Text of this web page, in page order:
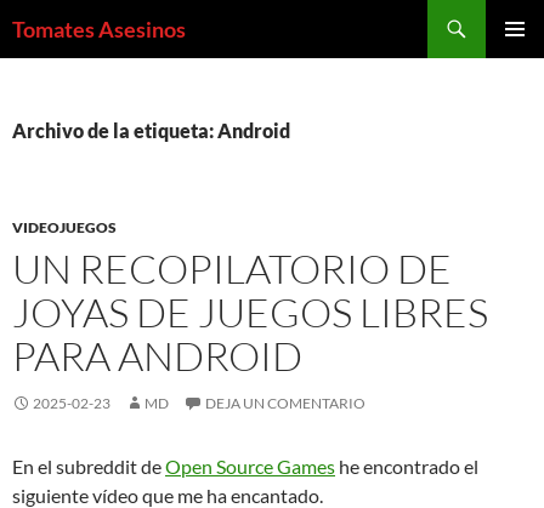
Tomates Asesinos
Archivo de la etiqueta: Android
VIDEOJUEGOS
UN RECOPILATORIO DE
JOYAS DE JUEGOS LIBRES
PARA ANDROID
2025-02-23 MD DEJA UN COMENTARIO
En el subreddit deOpen Source Games he encontrado el
siguiente vídeo que me ha encantado.